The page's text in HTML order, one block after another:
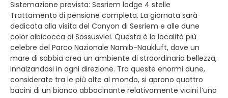
Sistemazione prevista: Sesriem lodge 4 stelle
Trattamento di pensione completa. La giornata sarà
dedicata alla visita del Canyon di Sesriem e alle dune
color albicocca di Sossusvlei. Questa è la località più
celebre del Parco Nazionale Namib-Naukluft, dove un
mare di sabbia crea un ambiente di straordinaria bellezza,
innalzandosi in ogni direzione. Tra queste enormi dune,
considerate tra le più alte al mondo, si aprono quattro
bacini di un bianco abbacinante relativamente vicini l’uno